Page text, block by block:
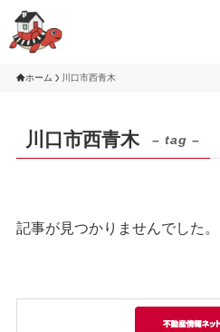
ホーム 川口市西青木
川口市西青木 – tag –
記事が見つかりませんでした。